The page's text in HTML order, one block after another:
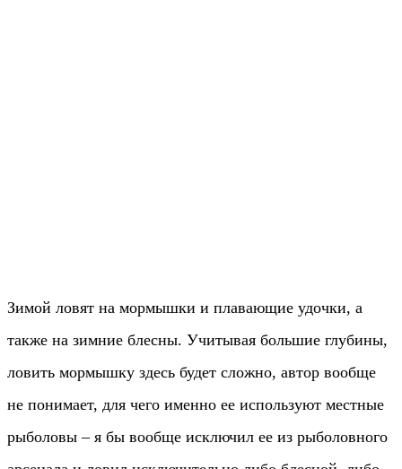
Зимой ловят на мормышки и плавающие удочки, а
также на зимние блесны. Учитывая большие глубины,
ловить мормышку здесь будет сложно, автор вообще
не понимает, для чего именно ее используют местные
рыболовы – я бы вообще исключил ее из рыболовного